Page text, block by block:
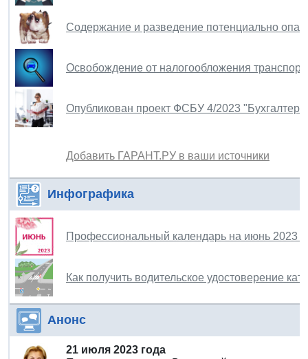
Содержание и разведение потенциально
Освобождение от налогообложения
Опубликован проект ФСБУ 4/2023
Добавить ГАРАНТ.РУ в ваши источники
Инфографика
Профессиональный календарь на июнь 2023
Как получить водительское удостоверение
Анонс
21 июля 2023 года